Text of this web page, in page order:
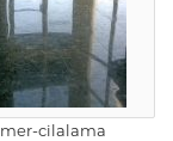
cilalama